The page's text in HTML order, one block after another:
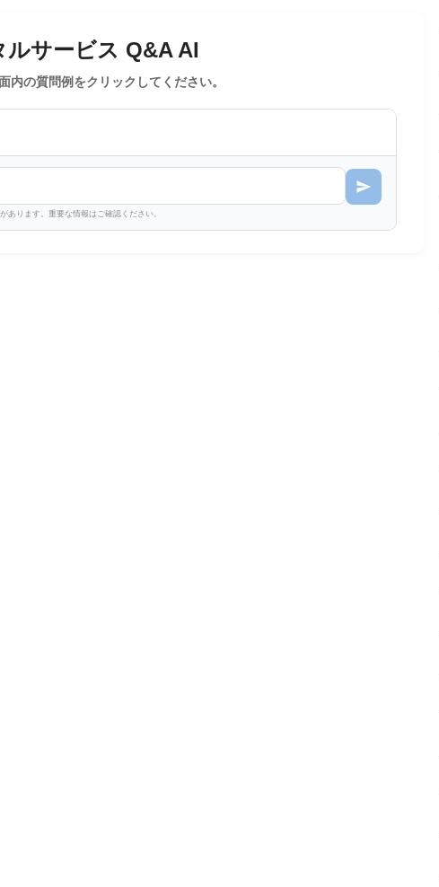
サービス Q&A AI
内の質問例をクリックしてください。
あります。重要な情報はご確認ください。